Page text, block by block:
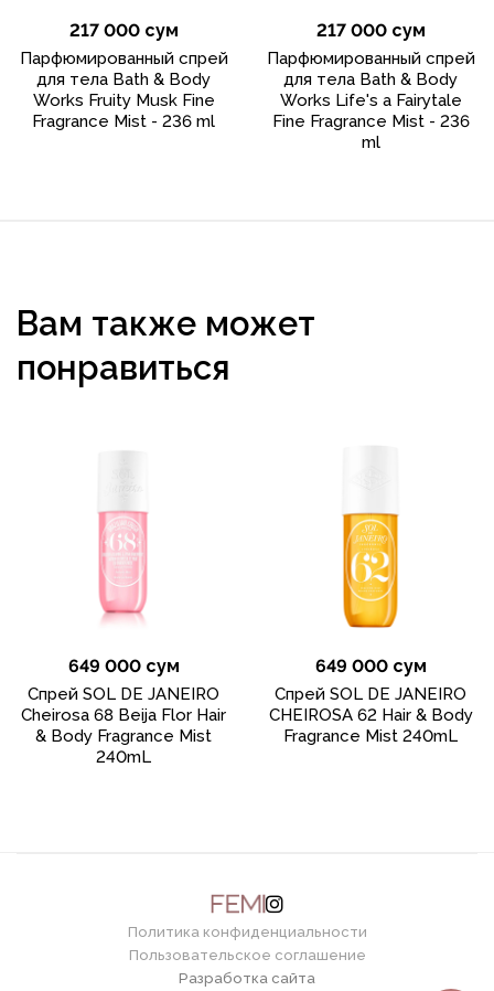
217 000 сум
Парфюмированный спрей
для тела Bath & Body
Works Fruity Musk Fine
Fragrance Mist - 236 ml
217 000 сум
Парфюмированный спрей
для тела Bath & Body
Works Life's a Fairytale
Fine Fragrance Mist - 236
ml
Вам также может
понравиться
649 000 сум
Спрей SOL DE JANEIRO
Cheirosa 68 Beija Flor Hair
& Body Fragrance Mist
240mL
649 000 сум
Спрей SOL DE JANEIRO
CHEIROSA 62 Hair & Body
Fragrance Mist 240mL
Политика конфиденциальности
Пользовательское соглашение
Разработка сайта